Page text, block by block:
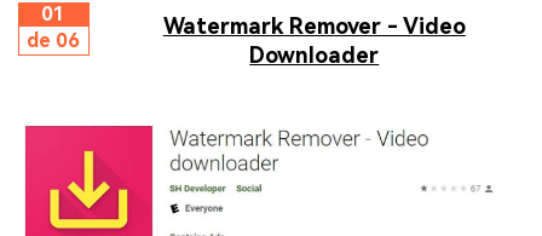
01
de 06
Watermark Remover - Video
Downloader